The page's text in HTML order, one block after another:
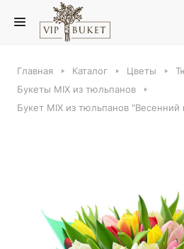
Главная Каталог Цветы
Букеты MIX из тюльпанов
Букет MIX из тюльпанов "Весенний